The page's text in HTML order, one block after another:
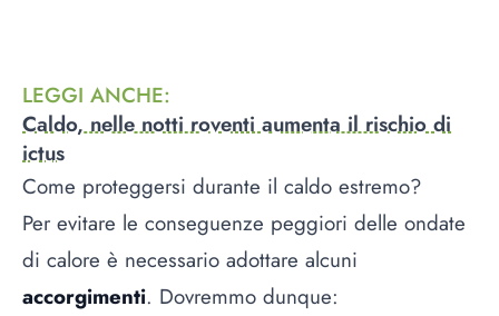
LEGGI ANCHE:
Caldo, nelle notti roventi aumenta il rischio di
ictus
Come proteggersi durante il caldo estremo?
Per evitare le conseguenze peggiori delle ondate
di calore è necessario adottare alcuni
accorgimenti. Dovremmo dunque: